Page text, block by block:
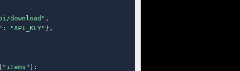
download" ,
: "API_KEY" },
"items" ]: